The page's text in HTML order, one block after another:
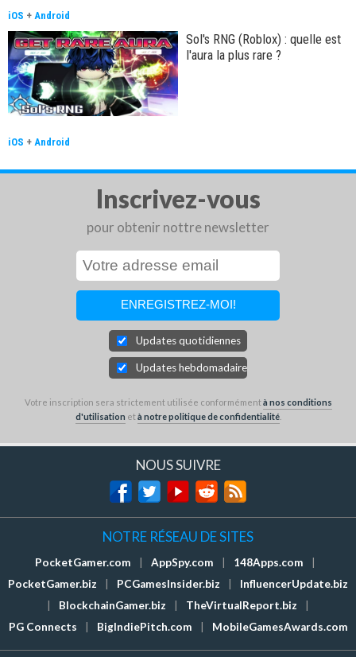
iOS + Android
Sol's RNG (Roblox) : quelle est
l'aura la plus rare ?
iOS + Android
Inscrivez-vous
pour obtenir nottre newsletter
Updates quotidiennes
Updates hebdomadaires
Votre inscription sera strictement utilisée conformémentà nos conditions
d'utilisation età notre politique de confidentialité.
NOUS SUIVRE
NOTRE RÉSEAU DE SITES
PocketGamer.com AppSpy.com 148Apps.com
PocketGamer.biz
PCGamesInsider.biz
InfluencerUpdate.biz
BlockchainGamer.biz TheVirtualReport.biz
PG Connects
BigIndiePitch.com MobileGamesAwards.com